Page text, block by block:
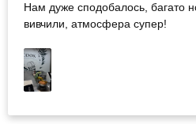
Нам дуже сподобалось, багато
вивчили, атмосфера супер!